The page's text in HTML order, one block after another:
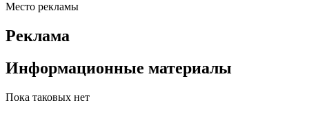
Место рекламы
Реклама
Информационные материалы
Пока таковых нет